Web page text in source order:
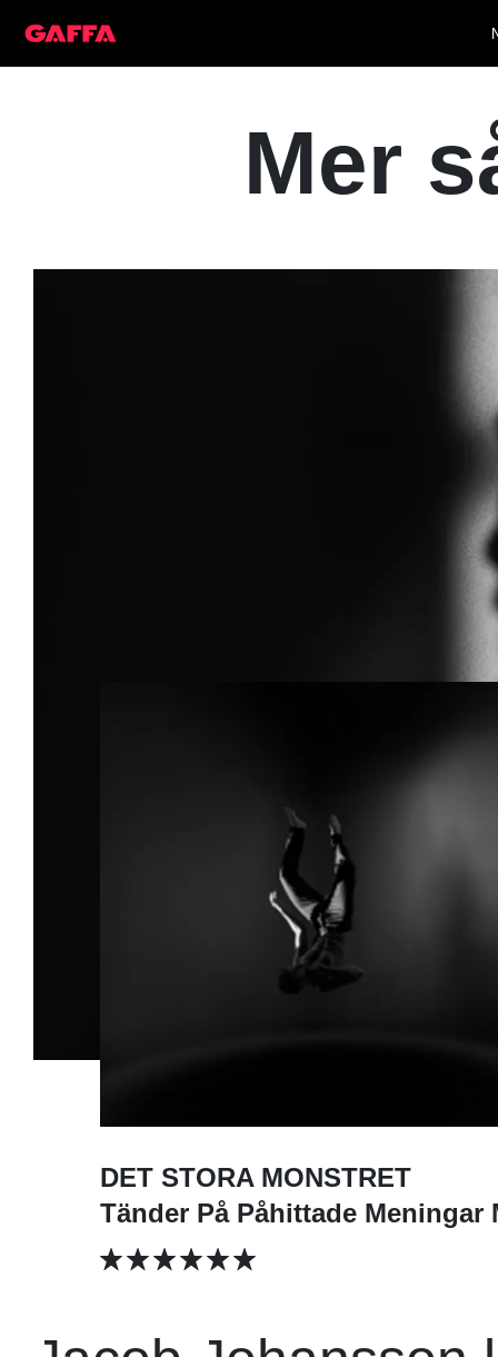
Mer
DET STORA MONSTRET
Tänder På Påhittade Meningar